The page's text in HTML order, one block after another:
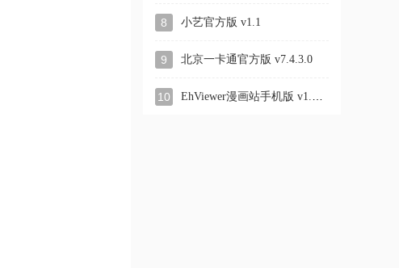
8 小艺官方版 v1.1
9 北京一卡通官方版 v7.4.3.0
10